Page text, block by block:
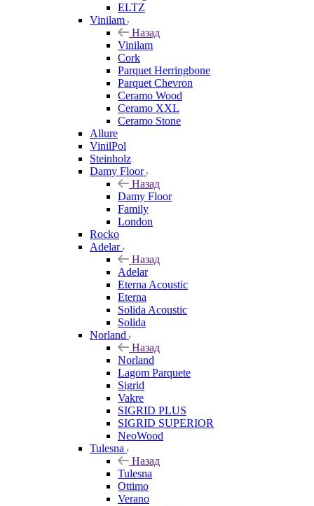
ELTZ
Vinilam
Назад
Vinilam
Cork
Parquet Herringbone
Parquet Chevron
Ceramo Wood
Ceramo XXL
Ceramo Stone
Allure
VinilPol
Steinholz
Damy Floor
Назад
Damy Floor
Family
London
Rocko
Adelar
Назад
Adelar
Eterna Acoustic
Eterna
Solida Acoustic
Solida
Norland
Назад
Norland
Lagom Parquete
Sigrid
Vakre
SIGRID PLUS
SIGRID SUPERIOR
NeoWood
Tulesna
Назад
Tulesna
Ottimo
Verano